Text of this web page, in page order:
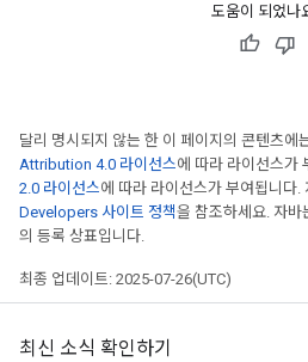
도움이 되었나
달리 명시되지 않는 한 이 페이지의 콘텐츠에
Attribution 4.0 라이선스에 따라 라이선스가
2.0 라이선스에 따라 라이선스가 부여됩니다.
Developers 사이트 정책을 참조하세요. 자
의 등록 상표입니다.
최종 업데이트: 2025-07-26(UTC)
최신 소식 확인하기